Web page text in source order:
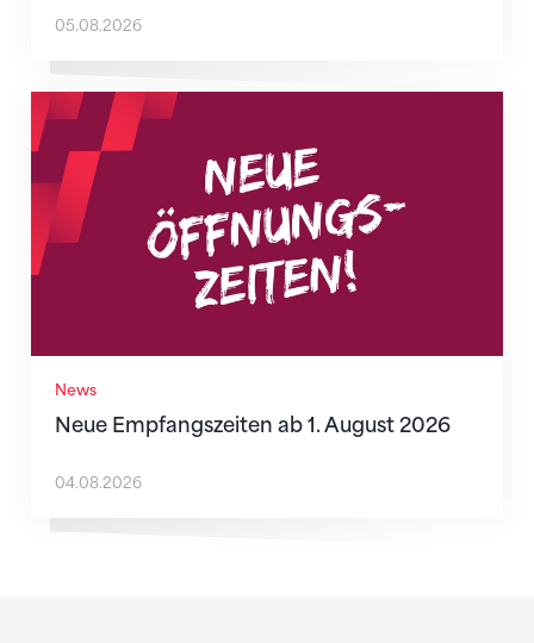
05.08.2026
News
Neue Empfangszeiten ab 1. August 2026
Neue Empfangszeiten ab 1. August 2026
04.08.2026